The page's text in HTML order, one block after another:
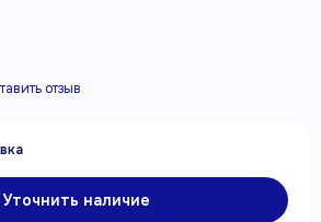
отзыв
Уточнить наличие